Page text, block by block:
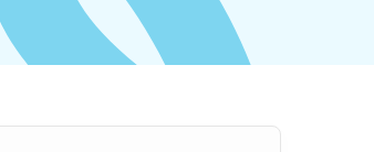
újdonságok a
Helpfordeskben